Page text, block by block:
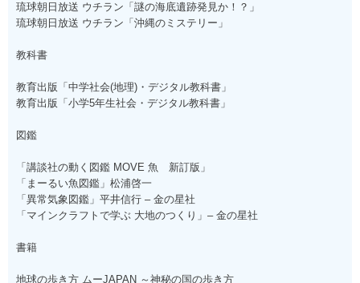
琉球朝日放送 ウチラン「謎の海底遺跡発見か！？」
琉球朝日放送 ウチラン「沖縄のミステリー」
教科書
教育出版「中学社会(地理)・デジタル教科書」
教育出版「小学5年生社会・デジタル教科書」
図鑑
「講談社の動く図鑑 MOVE 魚 新訂版」
「まーるい魚図鑑」松浦啓一
「異常気象図鑑」平井信行 – 金の星社
「マインクラフトで学ぶ 大地のつくり」– 金の星社
書籍
地球の歩き方 ムーJAPAN ～神秘の国の歩き方